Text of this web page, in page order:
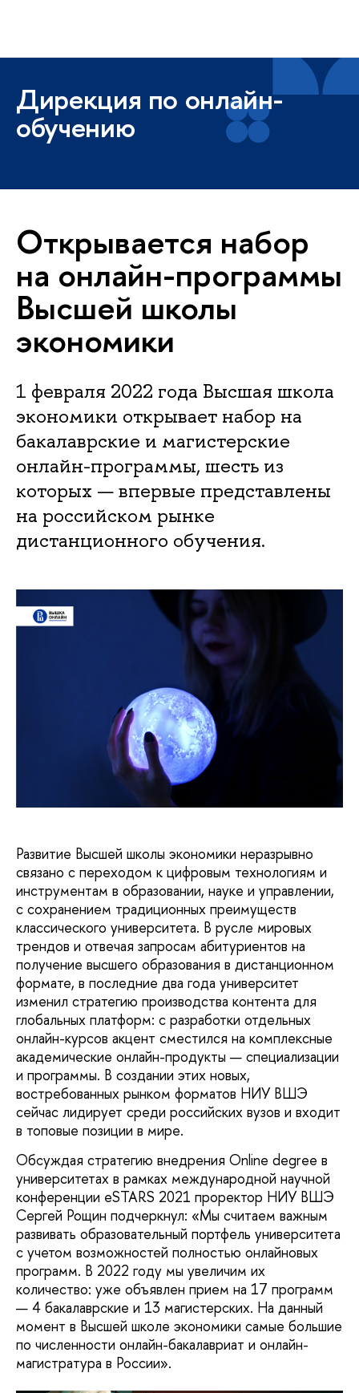
Дирекция по онлайн-
обучению
Открывается набор
на онлайн-программы
Высшей школы
экономики
1 февраля 2022 года Высшая школа
экономики открывает набор на
бакалаврские и магистерские
онлайн-программы, шесть из
которых — впервые представлены
на российском рынке
дистанционного обучения.
Развитие Высшей школы экономики неразрывно
связано с переходом к цифровым технологиям и
инструментам в образовании, науке и управлении,
с сохранением традиционных преимуществ
классического университета. В русле мировых
трендов и отвечая запросам абитуриентов на
получение высшего образования в дистанционном
формате, в последние два года университет
изменил стратегию производства контента для
глобальных платформ: с разработки отдельных
онлайн-курсов акцент сместился на комплексные
академические онлайн-продукты — специализации
и программы. В создании этих новых,
востребованных рынком форматов НИУ ВШЭ
сейчас лидирует среди российских вузов и входит
в топовые позиции в мире.
Обсуждая стратегию внедрения Online degree в
университетах в рамках международной научной
конференции eSTARS 2021 проректор НИУ ВШЭ
Сергей Рощин подчеркнул: «Мы считаем важным
развивать образовательный портфель университета
с учетом возможностей полностью онлайновых
программ. В 2022 году мы увеличим их
количество: уже объявлен прием на 17 программ
— 4 бакалаврские и 13 магистерских. На данный
момент в Высшей школе экономики самые большие
по численности онлайн-бакалавриат и онлайн-
магистратура в России».